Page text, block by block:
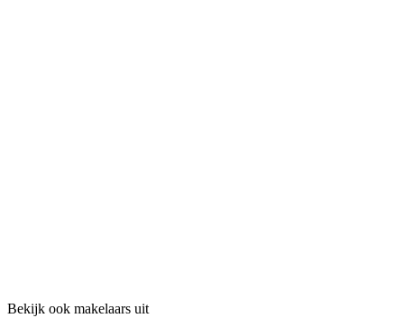
Bekijk ook makelaars uit